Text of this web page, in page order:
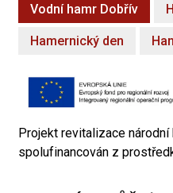
Vodní hamr Dobřív
Hamernický den
Projekt revitalizace
spolufinancován z